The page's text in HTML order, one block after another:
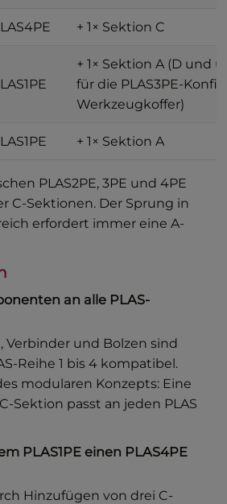
+ 1× Sektion C
+ 1× Sektion A (D und
für die PLAS3PE-
Werkzeugkoffer)
+ 1× Sektion A
PLAS2PE, 3PE und 4PE
C-Sektionen. Der Sprung in
erfordert immer eine A-
an alle PLAS-
Verbinder und Bolzen sind
Reihe 1 bis 4 kompatibel.
modularen Konzepts: Eine
Sektion passt an jeden PLAS
PLAS1PE einen PLAS4PE
Hinzufügen von drei C-